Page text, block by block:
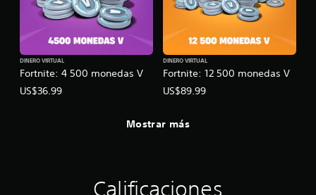
Fortnite: 4 500 monedas V
DINERO VIRTUAL
US$36.99
Fortnite: 12 500 monedas V
DINERO VIRTUAL
US$89.99
Mostrar más
Calificaciones